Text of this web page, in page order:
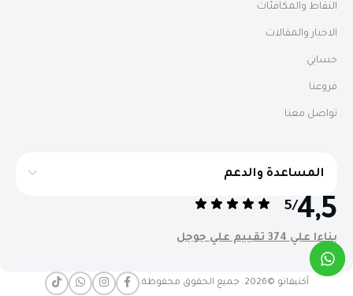
النقاط والمكافئات
الاخبار والمقالات
حسابي
فروعنا
تواصل معنا
المساعدة والدعم
4,5
/5
بناءا علي 374 تقييم علي جوجل
أكتيفاتو ©2026. جميع الحقوق محفوظة.